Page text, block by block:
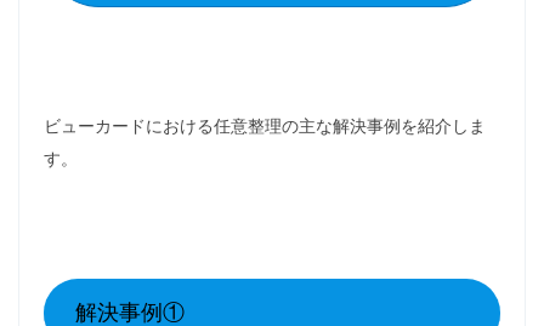
ビューカードにおける任意整理の主な解決事例を紹介しま
す。
解決事例①